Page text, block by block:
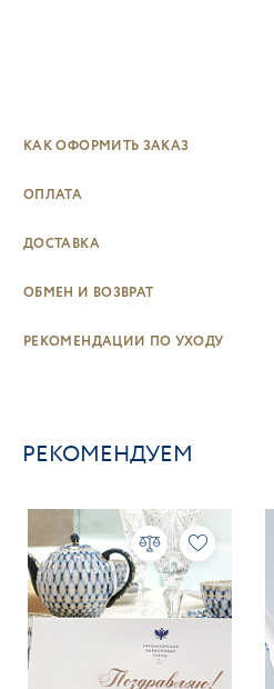
КАК ОФОРМИТЬ ЗАКАЗ
ОПЛАТА
ДОСТАВКА
ОБМЕН И ВОЗВРАТ
РЕКОМЕНДАЦИИ ПО УХОДУ
РЕКОМЕНДУЕМ